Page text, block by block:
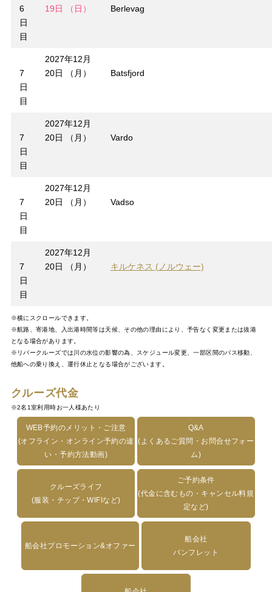
6
日
目
19日 （日）
Berlevag
7
日
目
2027年12月
20日 （月）
Batsfjord
7
日
目
2027年12月
20日 （月）
Vardo
7
日
目
2027年12月
20日 （月）
Vadso
7
日
目
2027年12月
20日 （月）
キルケネス (ノルウェー)
※横にスクロールできます。
※航路、寄港地、入出港時間等は天候、その他の理由により、予告なく変更または抜港
となる場合があります。
※リバークルーズでは川の水位の影響の為、スケジュール変更、一部区間のバス移動、
他船への乗り換え、運行休止となる場合がございます。
クルーズ代金
※2名1室利用時お一人様あたり
WEB予約のメリット・ご注意
(オフライン・オンライン予約の違
い・予約方法動画)
Q&A
(よくあるご質問・お問合せフォー
ム)
クルーズライフ
(服装・チップ・WIFIなど)
ご予約条件
(代金に含むもの・キャンセル料規
定など)
船会社プロモーション&オファー
船会社
パンフレット